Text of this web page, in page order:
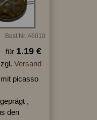
Best.Nr.:46010
für 1.19 €
Versand
picasso
,
den